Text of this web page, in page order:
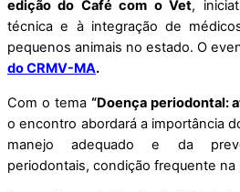
edição do Café com o Vet,
técnica e à integração de
pequenos animais no estado. O
do CRMV-MA.
Com o tema “Doença periodontal:
o encontro abordará a importância
manejo adequado e da
periodontais, condição frequente na